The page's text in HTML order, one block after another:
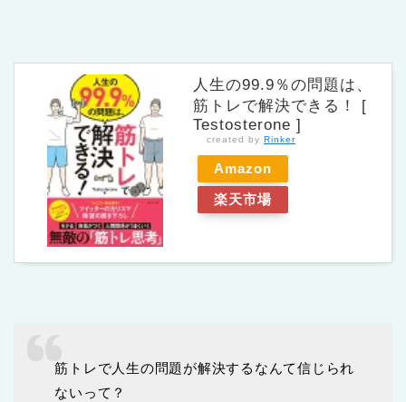
人生の99.9％の問題は、
筋トレで解決できる！ [
Testosterone ]
created by Rinker
Amazon
楽天市場
筋トレで人生の問題が解決するなんて信じられ
ないって？